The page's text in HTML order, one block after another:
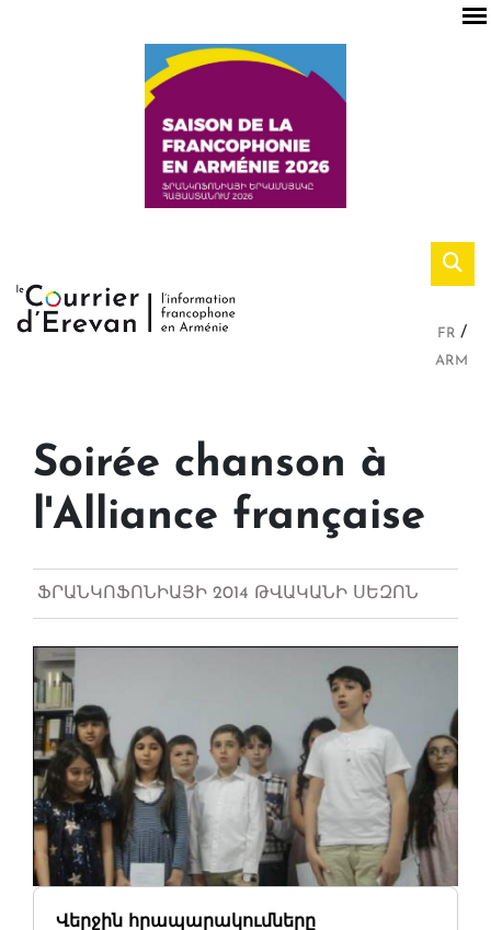
FR
ARM
Soirée chanson à
l'Alliance française
ՖՐԱՆԿՈՖՈՆԻԱՅԻ 2014 ԹՎԱԿԱՆԻ ՍԵԶՈՆ
Վերջին հրապարակումները